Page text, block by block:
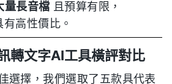
量長音檔 且預算有限，
有高性價比。
轉文字AI工具橫評對比
選擇，我們選取了五款具代表